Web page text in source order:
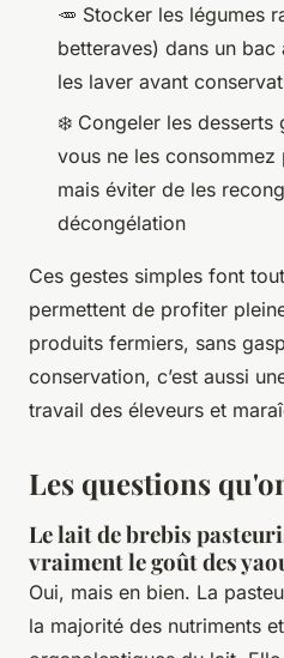
🥕 Stocker les légumes
betteraves) dans un bac
les laver avant
❄️ Congeler les desserts
vous ne les
mais éviter de les
décongélation
Ces gestes simples font
permettent de profiter
produits fermiers, sans
conservation, c’est aussi
travail des éleveurs et
Les questions
Le lait de brebis
vraiment le goût des
Oui, mais en bien. La
la majorité des nutriments